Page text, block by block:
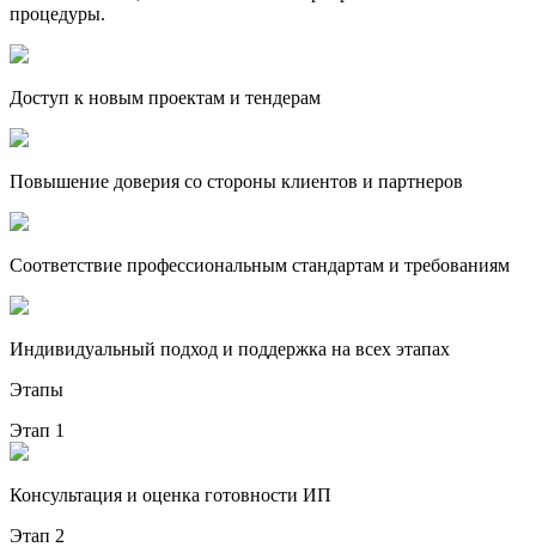
процедуры.
Доступ к новым проектам и тендерам
Повышение доверия со стороны клиентов и партнеров
Соответствие профессиональным стандартам и требованиям
Индивидуальный подход и поддержка на всех этапах
Этапы
Этап 1
Консультация и оценка готовности ИП
Этап 2